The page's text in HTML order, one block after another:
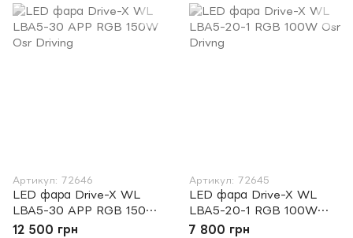
Артикул: 72646
LED фара Drive-X WL
LBA5-30 APP RGB 150W
Osr Driving
12 500 грн
Артикул: 72645
LED фара Drive-X WL
LBA5-20-1 RGB 100W
Osr Drivng
7 800 грн